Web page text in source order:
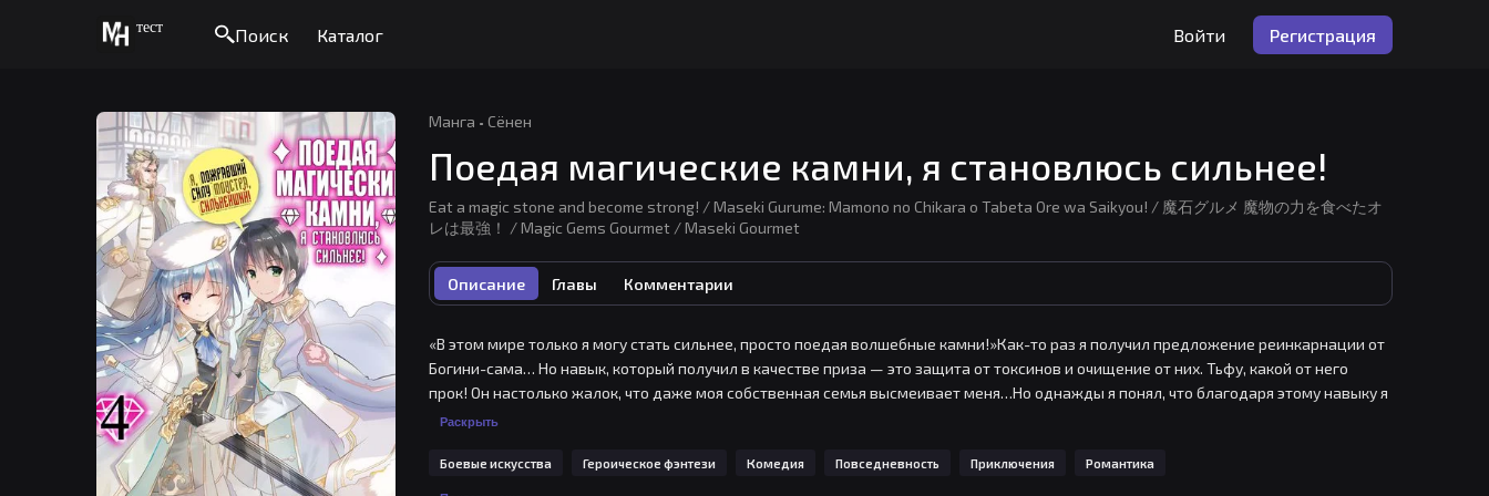
тест Поиск Каталог Войти Регистрация
Манга · Сёнен
Поедая магические камни, я становлюсь сильнее!
Eat a magic stone and become strong! / Maseki Gurume: Mamono no Chikara o Tabeta Ore wa Saikyou! / 魔石グルメ 魔物の力を食べたオ
レは最強！ / Magic Gems Gourmet / Maseki Gourmet
Описание Главы Комментарии
«В этом мире только я могу стать сильнее, просто поедая волшебные камни!»Как-то раз я получил предложение реинкарнации от
Богини-сама… Но навык, который получил в качестве приза — это защита от токсинов и очищение от них. Тьфу, какой от него
прок! Он настолько жалок, что даже моя собственная семья высмеивает меня…Но однажды я понял, что благодаря этому навыку я
могу есть магические камни и получать из них силу! А потом я узнал, что я принц соседней страны! В замке меня ждут
живующих…Так началась история о мальчике, стремящемся стать Королем и преследуемым напористой невестой и девушками-
рыцарями!
Раскрыть
Боевые искусства Героическое фэнтези Комедия Повседневность Приключения Романтика